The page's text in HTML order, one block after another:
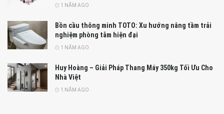
1 NĂM AGO
Bồn cầu thông minh TOTO: Xu hướng nâng tầm trải
nghiệm phòng tắm hiện đại
1 NĂM AGO
Huy Hoàng – Giải Pháp Thang Máy 350kg Tối Ưu Cho
Nhà Việt
1 NĂM AGO